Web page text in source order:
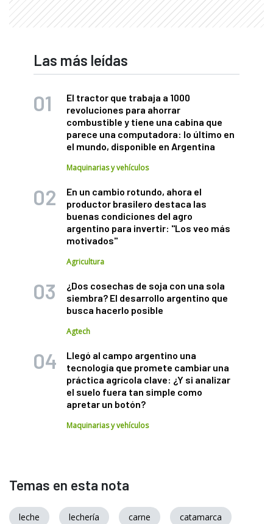
Las más leídas
El tractor que trabaja a 1000
revoluciones para ahorrar
combustible y tiene una cabina que
parece una computadora: lo último en
el mundo, disponible en Argentina
Maquinarias y vehículos
En un cambio rotundo, ahora el
productor brasilero destaca las
buenas condiciones del agro
argentino para invertir: "Los veo más
motivados"
Agricultura
¿Dos cosechas de soja con una sola
siembra? El desarrollo argentino que
busca hacerlo posible
Agtech
Llegó al campo argentino una
tecnología que promete cambiar una
práctica agrícola clave: ¿Y si analizar
el suelo fuera tan simple como
apretar un botón?
Maquinarias y vehículos
Temas en esta nota
leche lechería carne catamarca